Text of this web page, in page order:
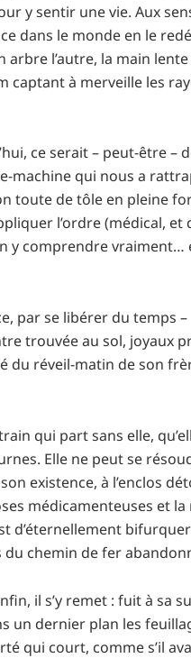
y sentir une vie. Aux
dans le monde en le
l’autre, la main
captant à merveille les
ce serait – peut-être –
machine qui nous a
toute de tôle en pleine
l’ordre (médical, et
y comprendre vraiment…
par se libérer du temps –
trouvée au sol, joyaux
du réveil-matin de son
qui part sans elle,
Elle ne peut se
existence, à l’enclos
médicamenteuses et
d’éternellement
du chemin de fer
il s’y remet : fuit à sa
un dernier plan les
qui court, comme s’il